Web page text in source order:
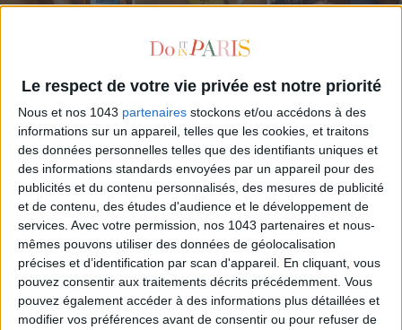
Le respect de votre vie privée est notre priorité
Nous et nos 1043 partenaires stockons et/ou accédons à des
informations sur un appareil, telles que les cookies, et traitons
des données personnelles telles que des identifiants uniques et
des informations standards envoyées par un appareil pour des
publicités et du contenu personnalisés, des mesures de publicité
et de contenu, des études d'audience et le développement de
services. Avec votre permission, nos 1043 partenaires et nous-
mêmes pouvons utiliser des données de géolocalisation
précises et d’identification par scan d'appareil. En cliquant, vous
pouvez consentir aux traitements décrits précédemment. Vous
pouvez également accéder à des informations plus détaillées et
modifier vos préférences avant de consentir ou pour refuser de
LES SPF 50 QUI DONNENT ENVIE DE SE TARTINER